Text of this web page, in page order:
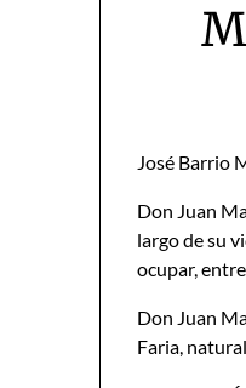
José Barrio
Don Juan
largo de su
ocupar,
Don Juan
Faria,